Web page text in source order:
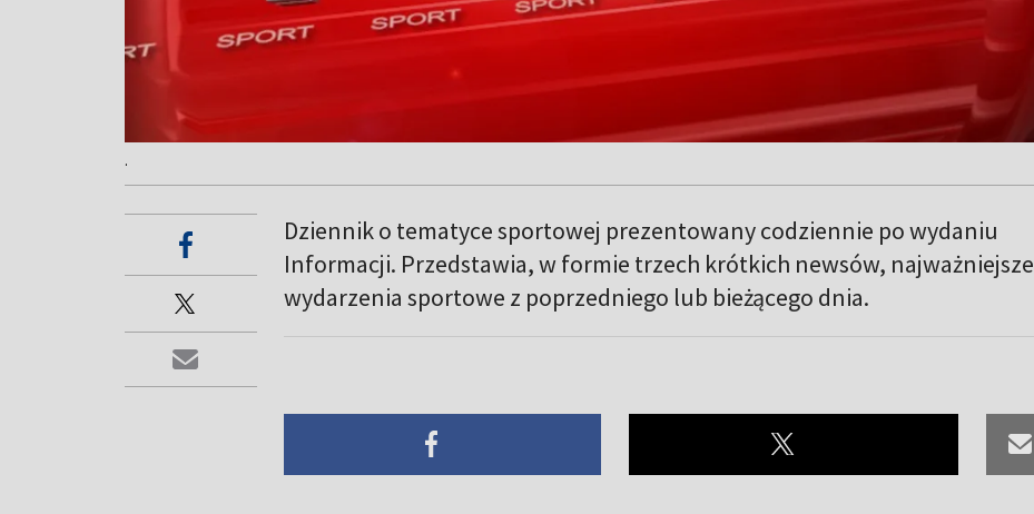
.
Dziennik o tematyce sportowej prezentowany codziennie po wydaniu
Informacji. Przedstawia, w formie trzech krótkich newsów, najważniejsze
wydarzenia sportowe z poprzedniego lub bieżącego dnia.